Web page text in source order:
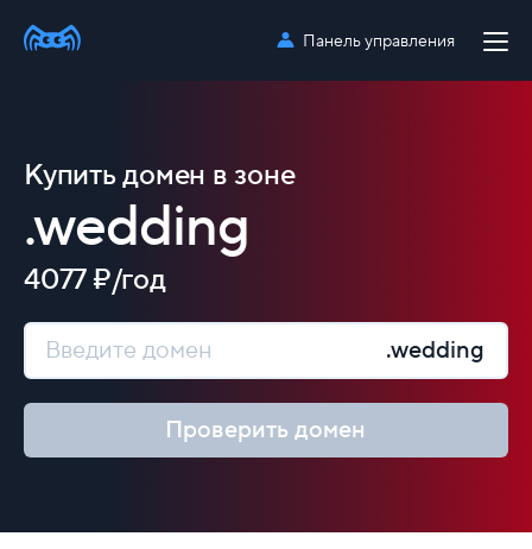
Панель управления
Купить домен в зоне
.wedding
4077 ₽/год
.wedding
Проверить домен